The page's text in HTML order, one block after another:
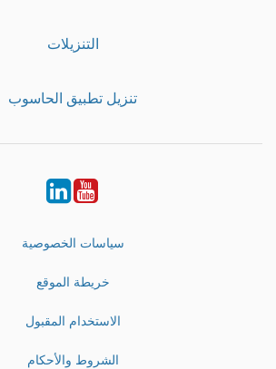
التنزيلات
تنزيل تطبيق الحاسوب
Youtube
LinkedIn
سياسات الخصوصية
خريطة الموقع
الاستخدام المقبول
الشروط والأحكام